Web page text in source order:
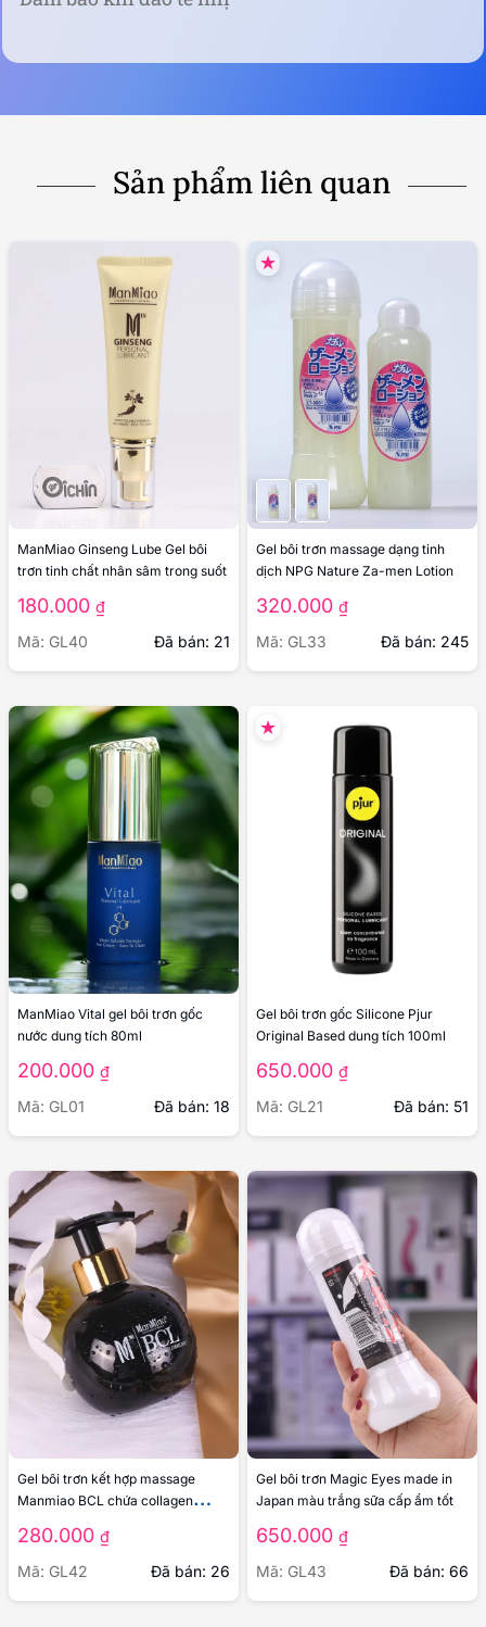
Sản phẩm liên quan
ManMiao Ginseng Lube Gel bôi
trơn tinh chất nhân sâm trong suốt
180.000 ₫
Mã: GL40
Đã bán: 21
Gel bôi trơn massage dạng tinh
dịch NPG Nature Za-men Lotion
320.000 ₫
Mã: GL33
Đã bán: 245
ManMiao Vital gel bôi trơn gốc
nước dung tích 80ml
200.000 ₫
Mã: GL01
Đã bán: 18
Gel bôi trơn gốc Silicone Pjur
Original Based dung tích 100ml
650.000 ₫
Mã: GL21
Đã bán: 51
Gel bôi trơn kết hợp massage
Manmiao BCL chứa collagen
280.000 ₫
Mã: GL42
Đã bán: 26
Gel bôi trơn Magic Eyes made in
Japan màu trắng sữa cấp ẩm tốt
650.000 ₫
Mã: GL43
Đã bán: 66